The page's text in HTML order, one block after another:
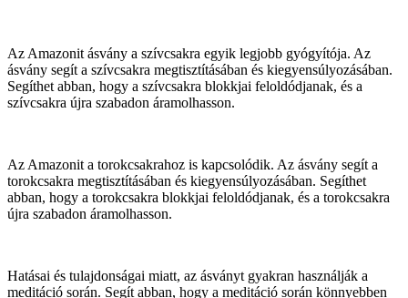
Az Amazonit ásvány a szívcsakra egyik legjobb gyógyítója. Az
ásvány segít a szívcsakra megtisztításában és kiegyensúlyozásában.
Segíthet abban, hogy a szívcsakra blokkjai feloldódjanak, és a
szívcsakra újra szabadon áramolhasson.
Az Amazonit a torokcsakrahoz is kapcsolódik. Az ásvány segít a
torokcsakra megtisztításában és kiegyensúlyozásában. Segíthet
abban, hogy a torokcsakra blokkjai feloldódjanak, és a torokcsakra
újra szabadon áramolhasson.
Hatásai és tulajdonságai miatt, az ásványt gyakran használják a
meditáció során. Segít abban, hogy a meditáció során könnyebben